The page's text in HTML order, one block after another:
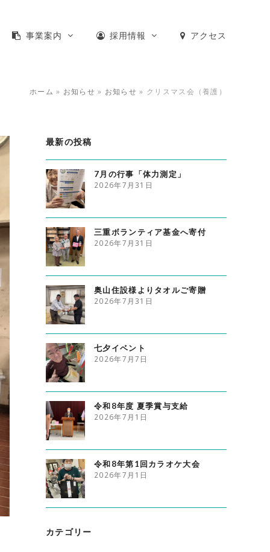
事業案内 採用情報 アクセス
ホーム » お知らせ » お知らせ » クリスマス会（養護）
最新の投稿
7月の行事「体力測定」
2026年7月31日
三重ボランティア基金へ寄付
2026年7月31日
奥山住設様よりタオルご寄贈
2026年7月31日
七夕イベント
2026年7月7日
令和8年度 夏季賞与支給
2026年7月1日
令和8年第1回カラオケ大会
2026年7月1日
カテゴリー